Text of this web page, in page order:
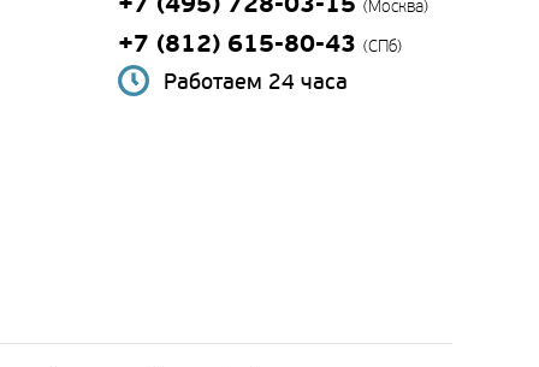
(Москва)
+7 (812) 615-80-43 (СПб)
Работаем 24 часа